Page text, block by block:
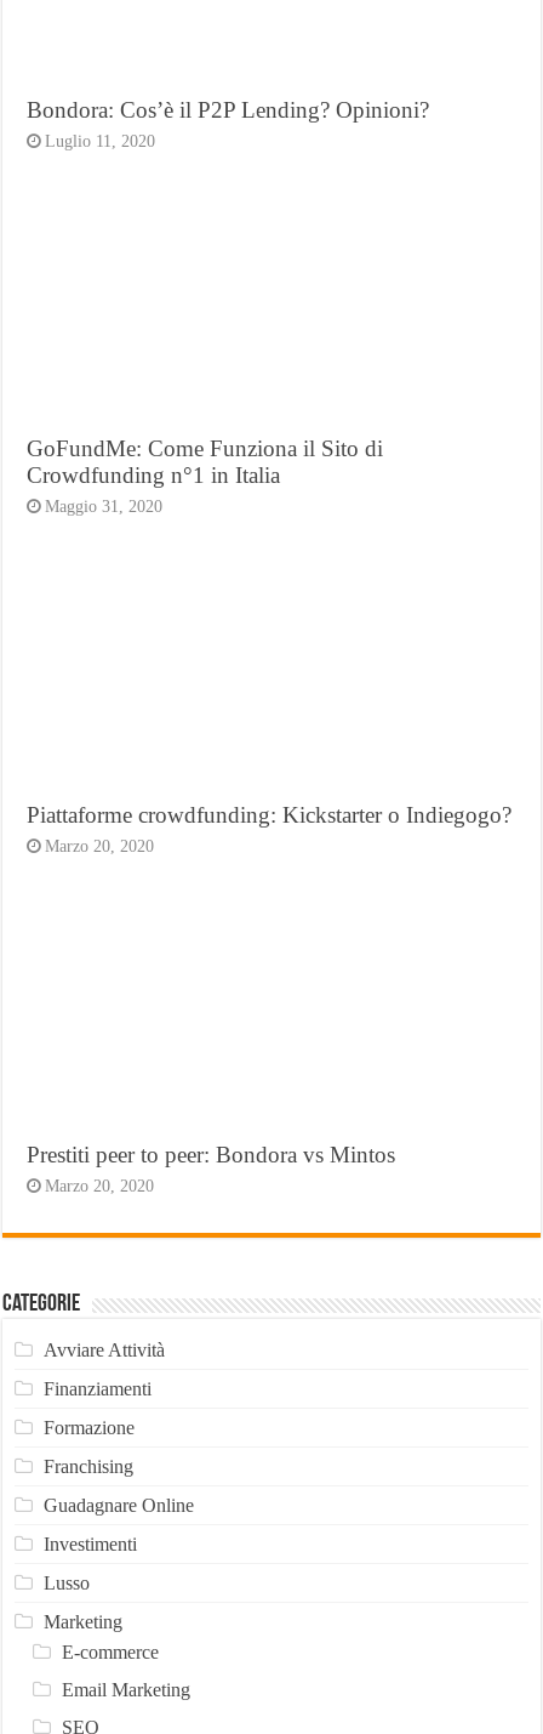
Bondora: Cos’è il P2P Lending? Opinioni?
Luglio 11, 2020
GoFundMe: Come Funziona il Sito di
Crowdfunding n°1 in Italia
Maggio 31, 2020
Piattaforme crowdfunding: Kickstarter o Indiegogo?
Marzo 20, 2020
Prestiti peer to peer: Bondora vs Mintos
Marzo 20, 2020
Categorie
Avviare Attività
Finanziamenti
Formazione
Franchising
Guadagnare Online
Investimenti
Lusso
Marketing
E-commerce
Email Marketing
SEO